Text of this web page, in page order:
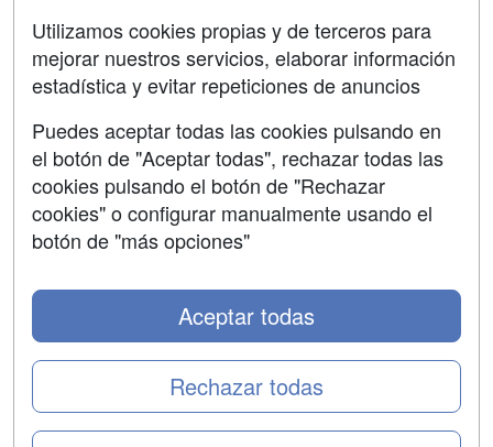
Contactar
Confidencialidad
Aviso legal
Copyleft
Utilizamos cookies propias y de terceros para
mejorar nuestros servicios, elaborar información
estadística y evitar repeticiones de anuncios
Puedes aceptar todas las cookies pulsando en
el botón de "Aceptar todas", rechazar todas las
cookies pulsando el botón de "Rechazar
cookies" o configurar manualmente usando el
botón de "más opciones"
Rechazar todas
Aceptar todas